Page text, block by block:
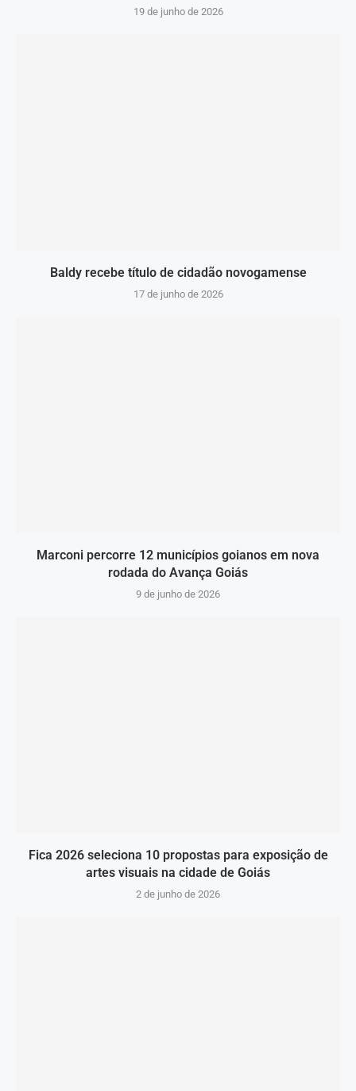
19 de junho de 2026
Baldy recebe título de cidadão novogamense
17 de junho de 2026
Marconi percorre 12 municípios goianos em nova
rodada do Avança Goiás
9 de junho de 2026
Fica 2026 seleciona 10 propostas para exposição de
artes visuais na cidade de Goiás
2 de junho de 2026